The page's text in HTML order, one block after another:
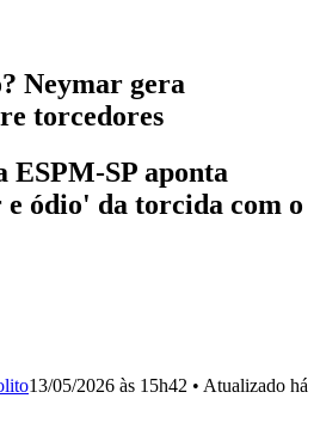
Neymar gera
torcedores
ESPM-SP aponta
ódio' da torcida com o
13/05/2026 às 15h42 • Atualizado há